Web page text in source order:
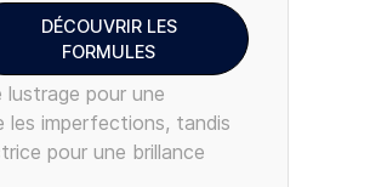
DÉCOUVRIR LES
FORMULES
pour une
les imperfections, tandis
pour une brillance